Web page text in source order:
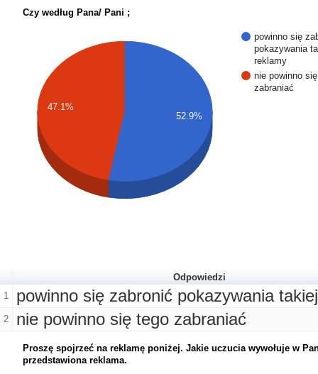
Czy według Pana/ Pani ;
powinno się
pokazywania
reklamy
nie powinno
zabraniać
47.1%
52.9%
Odpowiedzi
1
powinno się zabronić pokazywania
2 nie powinno się tego zabraniać
Proszę spojrzeć na reklamę poniżej. Jakie uczucia wywołuje w
przedstawiona reklama.